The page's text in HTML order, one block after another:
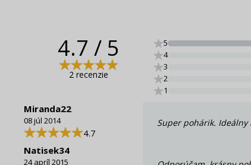
4.7 / 5
2 recenzie
5
4
3
2
1
Miranda22
08 júl 2014
4.7
Super pohárik. Ideálny
Natisek34
24 apríl 2015